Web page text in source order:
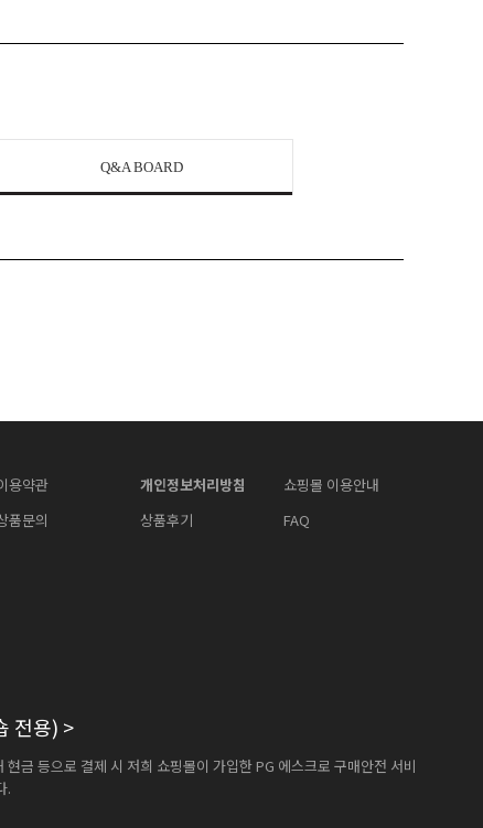
Q&A BOARD
용약관 개인정보처리방침
쇼핑몰 이용안내
품문의 상품후기 FAQ
전용) >
현금 등으로 결제 시 저희 쇼핑몰이 가입한 PG 에스크로 구매안전 서비
.